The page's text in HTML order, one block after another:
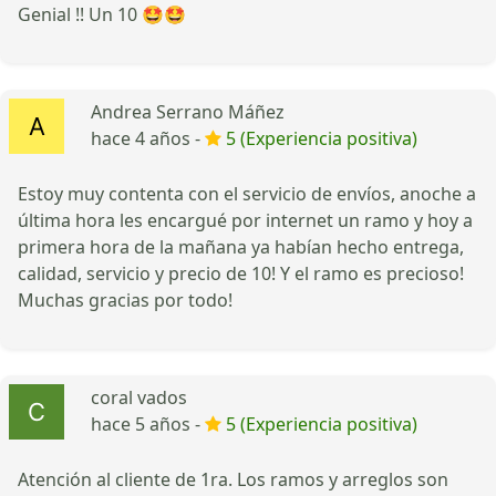
Genial !! Un 10 🤩🤩
Andrea Serrano Máñez
hace 4 años -
5 (Experiencia positiva)
Estoy muy contenta con el servicio de envíos, anoche a
última hora les encargué por internet un ramo y hoy a
primera hora de la mañana ya habían hecho entrega,
calidad, servicio y precio de 10! Y el ramo es precioso!
Muchas gracias por todo!
coral vados
hace 5 años -
5 (Experiencia positiva)
Atención al cliente de 1ra. Los ramos y arreglos son